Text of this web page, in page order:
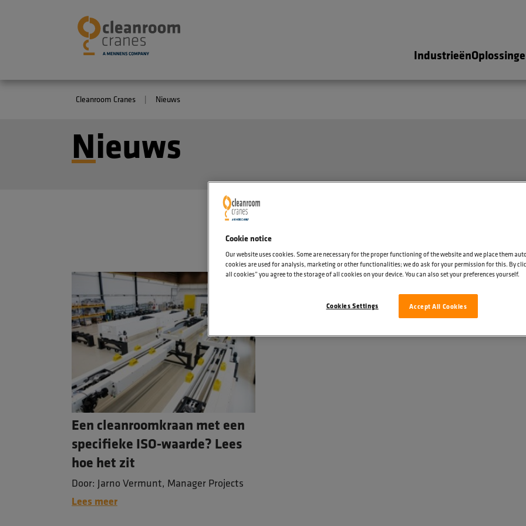
Industrieën
Cleanroom Cranes Nieuws
Nieuws
Een cleanroomkraan met een
specifieke ISO-waarde? Lees
hoe het zit
Door: Jarno Vermunt, Manager Projects
Lees meer
Cookie notice
Our website uses cookies. Some are necessary for the proper functioning of the website and we place them
cookies are used for analysis, marketing or other functionalities; we do ask for your permission for this. By
all cookies” you agree to the storage of all cookies on your device. You can also set your preferences yourself.
Accept All Cookies
Cookies Settings